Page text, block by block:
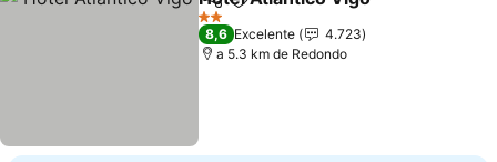
PartilharAdicionar aos favoritos
2 Estrelas
8,6 Excelente
4.723
a 5.3 km de Redondo